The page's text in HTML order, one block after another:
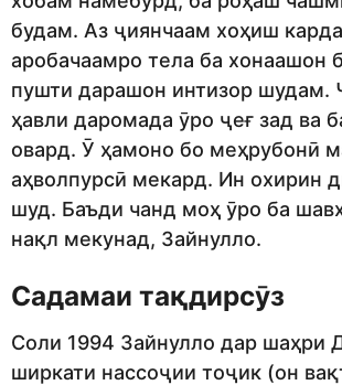
будам. Аз ҷиянчаам хоҳиш
аробачаамро тела ба хонаашон
пушти дарашон интизор шудам.
ҳавли даромада ӯро ҷеғ зад ва
овард. Ӯ ҳамоно бо меҳрубонӣ
аҳволпурсӣ мекард. Ин охирин
шуд. Баъди чанд моҳ ӯро ба
нақл мекунад, Зайнулло.
Садамаи тақдирсӯз
Соли 1994 Зайнулло дар шаҳри
ширкати нассоҷии тоҷик (он